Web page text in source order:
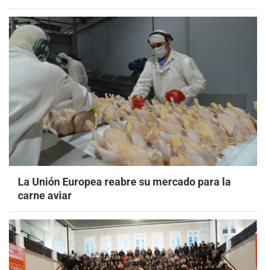
La Unión Europea reabre su mercado para la
carne aviar